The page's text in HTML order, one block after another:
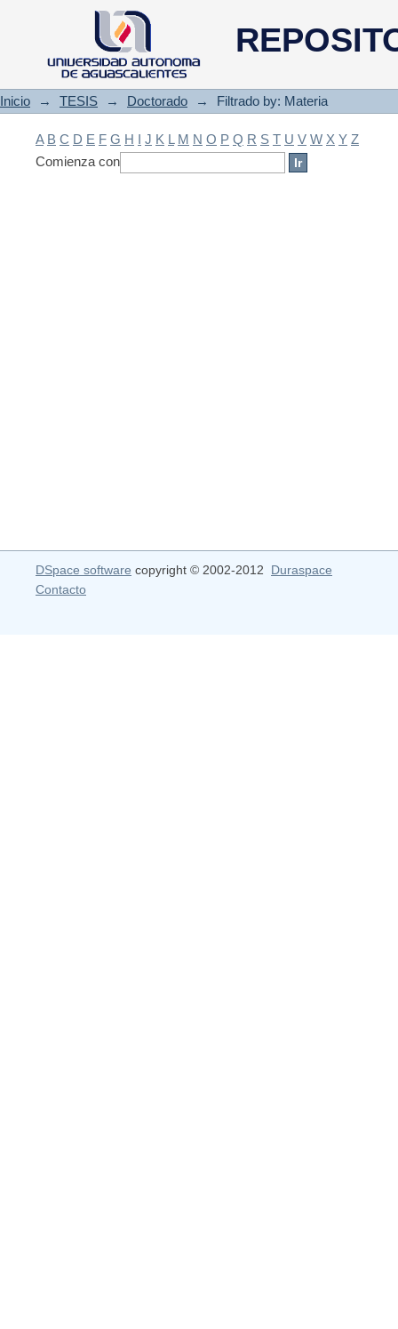
Filtrado by: Materia
Inicio → TESIS → Doctorado → Filtrado by: Materia
A B C D E F G H I J K L M N O P Q R S T U V W X Y Z
Comienza con
DSpace software copyright © 2002-2012 Duraspace
Contacto